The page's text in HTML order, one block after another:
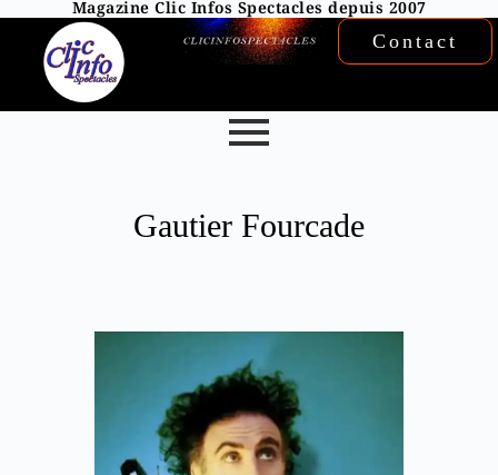
Magazine Clic Infos Spectacles depuis 2007
Contact
Gautier Fourcade